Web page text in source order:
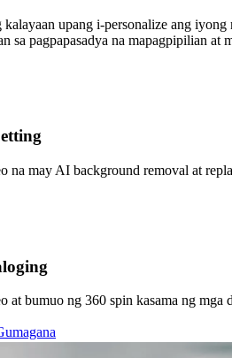
upang i-personalize ang
sa pagpapasadya na mapagpipilian at
na may AI background removal at
at bumuo ng 360 spin kasama ng mga